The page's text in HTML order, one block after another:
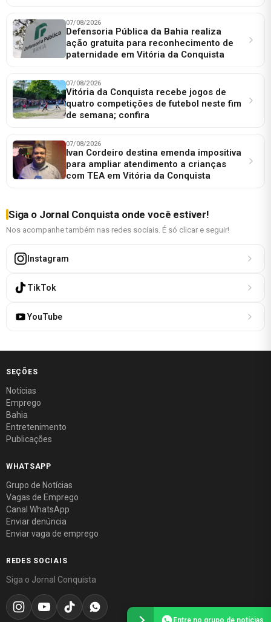
07/08/2026
Defensoria Pública da Bahia realiza
ação gratuita para reconhecimento de
paternidade em Vitória da Conquista
07/08/2026
Vitória da Conquista recebe jogos de
quatro competições de futebol neste fim
de semana; confira
07/08/2026
Ivan Cordeiro destina emenda impositiva
para ampliar atendimento a crianças
com TEA em Vitória da Conquista
Siga o Jornal Conquista onde você estiver!
Nos acompanhe também nas redes sociais. É só clicar e seguir!
Instagram
TikTok
YouTube
SEÇÕES
Notícias
Emprego
Bahia
Entretenimento
Publicações
WHATSAPP
Grupo de Notícias
Vagas de Emprego
Canal WhatsApp
Enviar denúncia
Enviar vaga de emprego
REDES SOCIAIS
Siga o Jornal Conquista
Entre no grupo de notícias